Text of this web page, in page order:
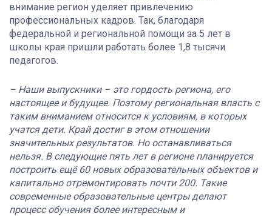
внимание регион уделяет привлечению
профессиональных кадров. Так, благодаря
федеральной и региональной помощи за 5 лет в
школы края пришли работать более 1,8 тысячи
педагогов.
– Наши выпускники – это гордость региона, его
настоящее и будущее. Поэтому региональная власть с
таким вниманием относится к условиям, в которых
учатся дети. Край достиг в этом отношении
значительных результатов. Но останавливаться
нельзя. В следующие пять лет в регионе планируется
построить ещё 60 новых образовательных объектов и
капитально отремонтировать почти 200. Такие
современные образовательные центры делают
процесс обучения более интересным и